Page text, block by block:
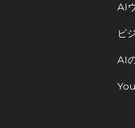
AI
ビ
AI